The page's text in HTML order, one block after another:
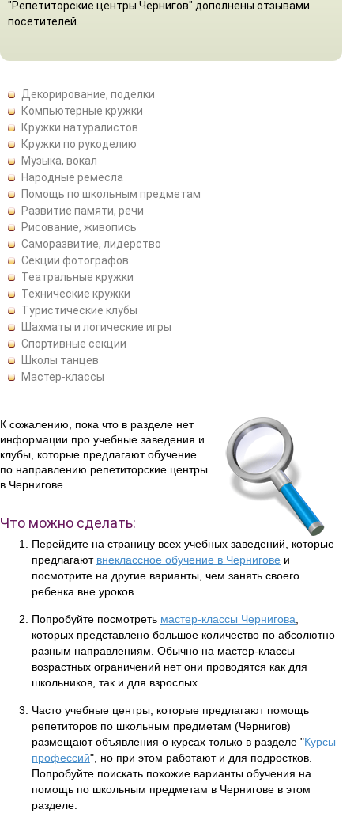
"Репетиторские центры Чернигов" дополнены отзывами
посетителей.
Декорирование, поделки
Компьютерные кружки
Кружки натуралистов
Кружки по рукоделию
Музыка, вокал
Народные ремесла
Помощь по школьным предметам
Развитие памяти, речи
Рисование, живопись
Саморазвитие, лидерство
Секции фотографов
Театральные кружки
Технические кружки
Туристические клубы
Шахматы и логические игры
Спортивные секции
Школы танцев
Мастер-классы
К сожалению, пока что в разделе нет
информации про учебные заведения и
клубы, которые предлагают обучение
по направлению репетиторские центры
в Чернигове.
Что можно сделать:
Перейдите на страницу всех учебных заведений, которые
предлагают внеклассное обучение в Чернигове и
посмотрите на другие варианты, чем занять своего
ребенка вне уроков.
Попробуйте посмотреть мастер-классы Чернигова
которых представлено большое количество по абсолютно
разным направлениям. Обычно на мастер-классы
возрастных ограничений нет они проводятся как для
школьников, так и для взрослых.
Часто учебные центры, которые предлагают помощь
репетиторов по школьным предметам (Чернигов)
размещают объявления о курсах только в разделе "Курсы
профессий", но при этом работают и для подростков.
Попробуйте поискать похожие варианты обучения на
помощь по школьным предметам в Чернигове в этом
разделе.